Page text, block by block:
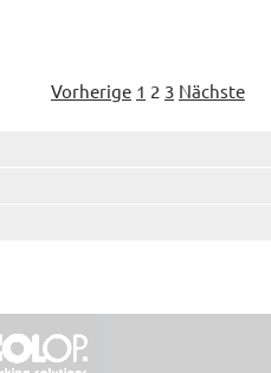
Vorherige 1 2 3 Nächste